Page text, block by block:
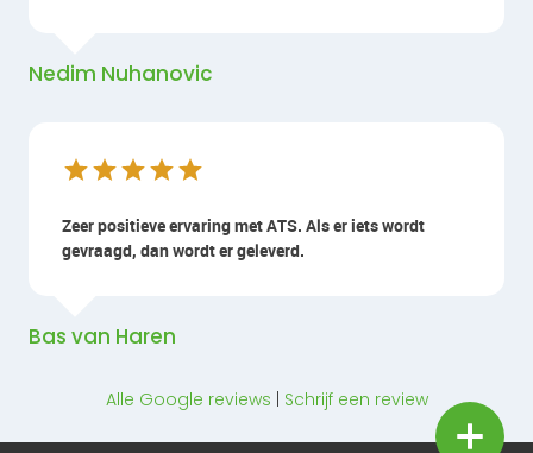
Nedim Nuhanovic
Zeer positieve ervaring met ATS. Als er iets wordt
gevraagd, dan wordt er geleverd.
Bas van Haren
Alle Google reviews Schrijf een review